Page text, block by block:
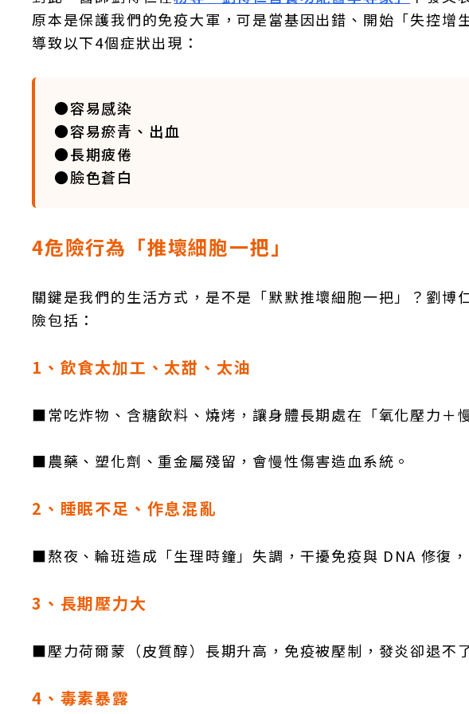
原本是保護我們的免疫大軍，可是當基因出錯、開始「失控增
導致以下4個症狀出現：
●容易感染
●容易瘀青、出血
●長期疲倦
●臉色蒼白
4危險行為「推壞細胞一把」
關鍵是我們的生活方式，是不是「默默推壞細胞一把」？劉博
險包括：
1、飲食太加工、太甜、太油
■常吃炸物、含糖飲料、燒烤，讓身體長期處在「氧化壓力＋
■農藥、塑化劑、重金屬殘留，會慢性傷害造血系統。
2、睡眠不足、作息混亂
■熬夜、輪班造成「生理時鐘」失調，干擾免疫與 DNA 修復
3、長期壓力大
■壓力荷爾蒙（皮質醇）長期升高，免疫被壓制，發炎卻退不
4、毒素暴露